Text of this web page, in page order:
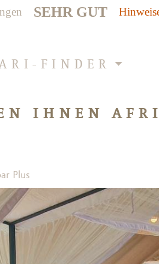
SEHR GUT
FINDER
IHNEN
Plus